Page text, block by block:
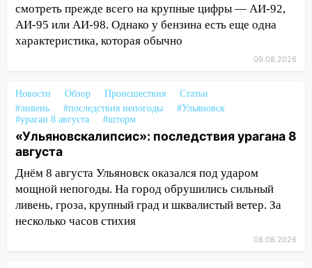
16:34 Из-за мощной непогоды в
Ульяновске отменили фестиваль «Наше
время»
100 тысяч тонн зерна
15:17 В колледжи и техникумы
Ульяновской области подали более 10
тысяч заявлений
15:04 Фоторепортаж с улиц Ульяновска
после шторма: поваленные деревья и
затопленные улицы
Ураган вырвал остановку на улице
смотреть прежде всего на крупные цифры — АИ-92,
АИ-95 или АИ-98. Однако у бензина есть еще одна
характеристика, которая обычно
09.08.2026
Новости Обзор Происшествия
Статьи
#ливень
#последствия непогоды
#Ульяновск
#ураган 8 августа
#шторм
«Ульяновскалипсис»: последствия урагана 8
августа
Днём 8 августа Ульяновск оказался под ударом
мощной непогоды. На город обрушились сильный
ливень, гроза, крупный град и шквалистый ветер. За
несколько часов стихия
08.08.2026